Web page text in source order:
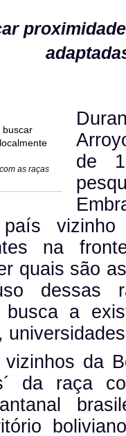
as raças
de
na
quais são
dessas
busca a
da
da raça